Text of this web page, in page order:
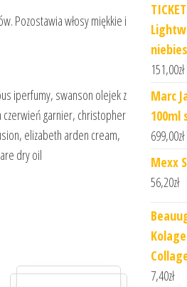
Pozostawia włosy miękkie i
iperfumy, swanson olejek z
czerwień garnier, christopher
elizabeth arden cream,
dry oil
151,00zł
Marc
100ml
699,00zł
Mexx
56,20zł
7,40zł